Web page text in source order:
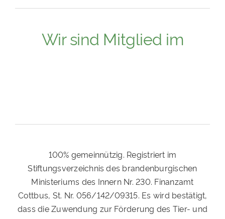
Wir sind Mitglied im
100% gemeinnützig. Registriert im
Stiftungsverzeichnis des brandenburgischen
Ministeriums des Innern Nr. 230. Finanzamt
Cottbus, St. Nr. 056/142/09315. Es wird bestätigt,
dass die Zuwendung zur Förderung des Tier- und